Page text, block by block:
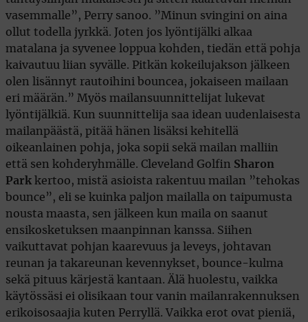
vasemmalle”, Perry sanoo. ”Minun svingini on aina
ollut todella jyrkkä. Joten jos lyöntijälki alkaa
matalana ja syvenee loppua kohden, tiedän että pohja
kaivautuu liian syvälle. Pitkän kokeilujakson jälkeen
olen lisännyt rautoihini bouncea, jokaiseen mailaan
eri määrän.” Myös mailansuunnittelijat lukevat
lyöntijälkiä. Kun suunnittelija saa idean uudenlaisesta
mailanpäästä, pitää hänen lisäksi kehitellä
oikeanlainen pohja, joka sopii sekä mailan malliin
että sen kohderyhmälle. Cleveland Golfin Sharon
Park kertoo, mistä asioista rakentuu mailan ”tehokas
bounce”, eli se kuinka paljon mailalla on taipumusta
nousta maasta, sen jälkeen kun maila on saanut
ensikosketuksen maanpinnan kanssa. Siihen
vaikuttavat pohjan kaarevuus ja leveys, johtavan
reunan ja takareunan kevennykset, bounce-kulma
sekä pituus kärjestä kantaan. Älä huolestu, vaikka
käytössäsi ei olisikaan tour vanin mailanrakennuksen
erikoisosaajia kuten Perryllä. Vaikka erot ovat pieniä,